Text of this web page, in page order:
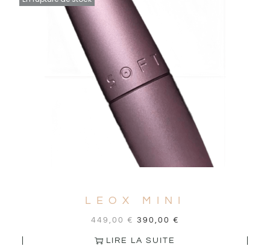
LEOX MINI
449,00 € 390,00 €
LIRE LA SUITE